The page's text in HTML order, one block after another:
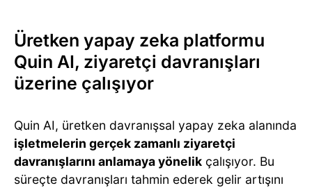
Üretken yapay zeka platformu
Quin AI, ziyaretçi davranışları
üzerine çalışıyor
Quin AI, üretken davranışsal yapay zeka alanında
işletmelerin gerçek zamanlı ziyaretçi
davranışlarını anlamaya yönelik çalışıyor. Bu
süreçte davranışları tahmin ederek gelir artışını